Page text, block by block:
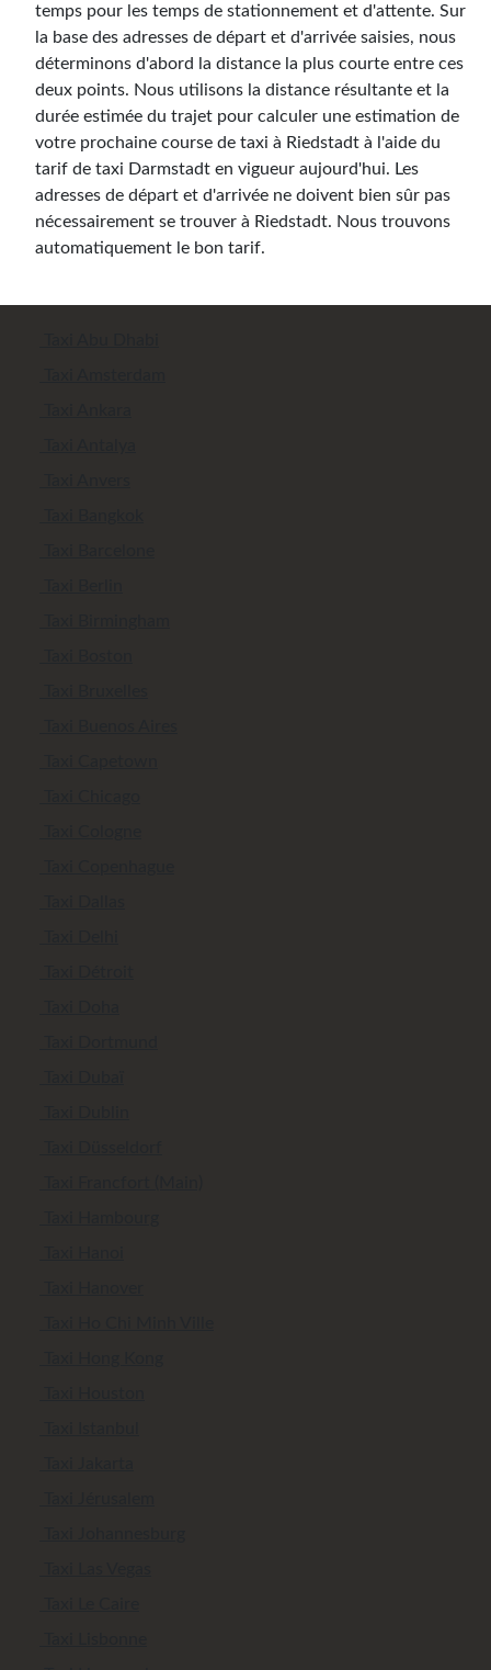
temps pour les temps de stationnement et d'attente. Sur
la base des adresses de départ et d'arrivée saisies, nous
déterminons d'abord la distance la plus courte entre ces
deux points. Nous utilisons la distance résultante et la
durée estimée du trajet pour calculer une estimation de
votre prochaine course de taxi à Riedstadt à l'aide du
tarif de taxi Darmstadt en vigueur aujourd'hui. Les
adresses de départ et d'arrivée ne doivent bien sûr pas
nécessairement se trouver à Riedstadt. Nous trouvons
automatiquement le bon tarif.